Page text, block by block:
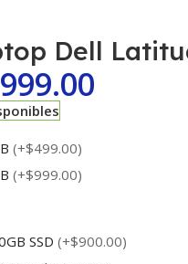
Dell
(+$499.00)
(+$999.00)
SSD (+$900.00)